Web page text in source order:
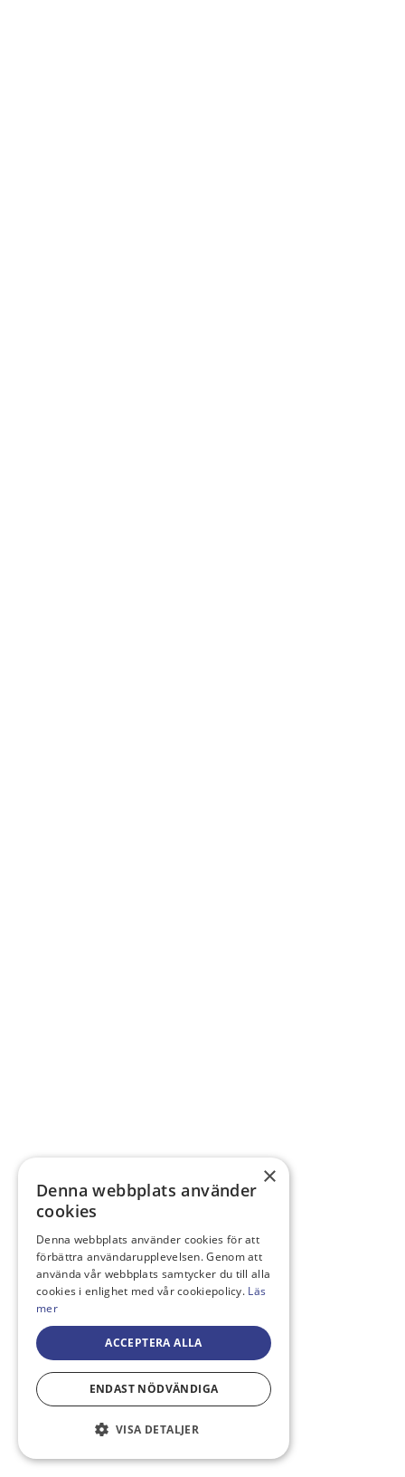
×
Denna webbplats använder
cookies
Denna webbplats använder cookies för att
förbättra användarupplevelsen. Genom att
använda vår webbplats samtycker du till alla
cookies i enlighet med vår cookiepolicy. Läs
mer
ACCEPTERA ALLA
ENDAST NÖDVÄNDIGA
VISA DETALJER